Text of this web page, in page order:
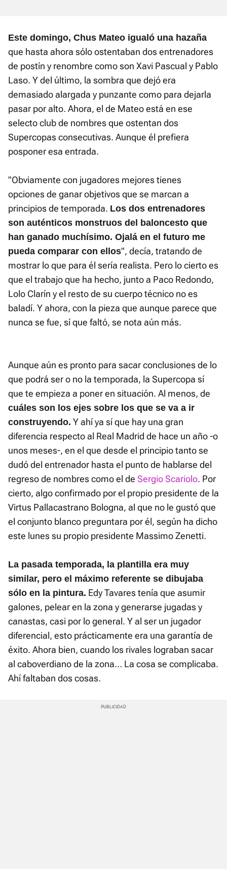
Este domingo, Chus Mateo igualó una hazaña
que hasta ahora sólo ostentaban dos entrenadores
de postín y renombre como son Xavi Pascual y Pablo
Laso. Y del último, la sombra que dejó era
demasiado alargada y punzante como para dejarla
pasar por alto. Ahora, el de Mateo está en ese
selecto club de nombres que ostentan dos
Supercopas consecutivas. Aunque él prefiera
posponer esa entrada.
"Obviamente con jugadores mejores tienes
opciones de ganar objetivos que se marcan a
principios de temporada. Los dos entrenadores
son auténticos monstruos del baloncesto que
han ganado muchísimo. Ojalá en el futuro me
pueda comparar con ellos", decía, tratando de
mostrar lo que para él sería realista. Pero lo cierto es
que el trabajo que ha hecho, junto a Paco Redondo,
Lolo Clarín y el resto de su cuerpo técnico no es
baladí. Y ahora, con la pieza que aunque parece que
nunca se fue, sí que faltó, se nota aún más.
Aunque aún es pronto para sacar conclusiones de lo
que podrá ser o no la temporada, la Supercopa sí
que te empieza a poner en situación. Al menos, de
cuáles son los ejes sobre los que se va a ir
construyendo. Y ahí ya sí que hay una gran
diferencia respecto al Real Madrid de hace un año -o
unos meses-, en el que desde el principio tanto se
dudó del entrenador hasta el punto de hablarse del
regreso de nombres como el de Sergio Scariolo. Por
cierto, algo confirmado por el propio presidente de la
Virtus Pallacastrano Bologna, al que no le gustó que
el conjunto blanco preguntara por él, según ha dicho
este lunes su propio presidente Massimo Zenetti.
La pasada temporada, la plantilla era muy
similar, pero el máximo referente se dibujaba
sólo en la pintura. Edy Tavares tenía que asumir
galones, pelear en la zona y generarse jugadas y
canastas, casi por lo general. Y al ser un jugador
diferencial, esto prácticamente era una garantía de
éxito. Ahora bien, cuando los rivales lograban sacar
al caboverdiano de la zona… La cosa se complicaba.
Ahí faltaban dos cosas.